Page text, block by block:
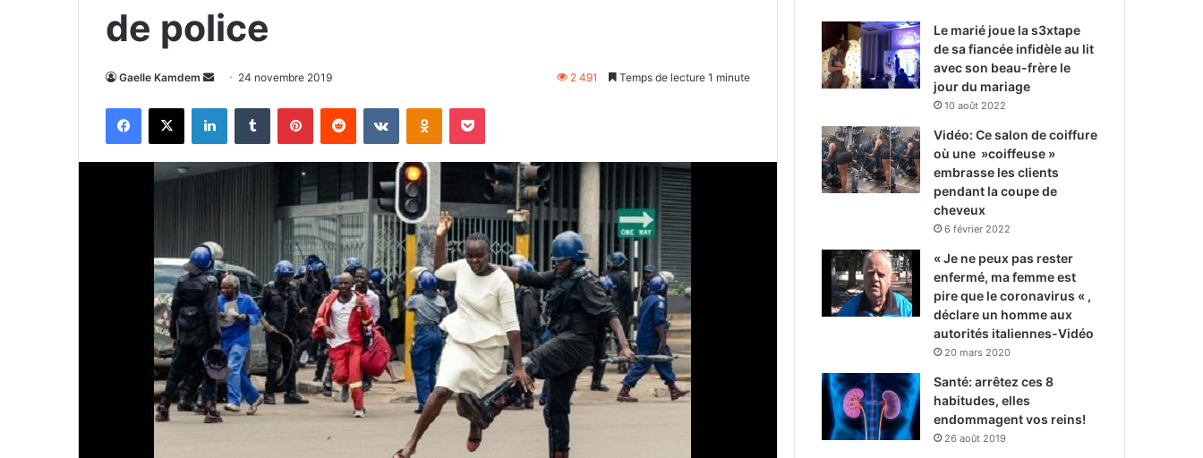
de police
Gaelle Kamdem
Envoyer
courriel
24 novembre 2019 2 491 Temps de lecture 1 minute
Facebook
X LinkedinTumblr PinterestReddit VKontakteOdnoklassniki
Pocket
Le marié joue la s3xtape
de sa fiancée infidèle au lit
avec son beau-frère le
jour du mariage
10 août 2022
Vidéo: Ce salon de coiffure
où une »coiffeuse »
embrasse les clients
pendant la coupe de
cheveux
6 février 2022
« Je ne peux pas rester
enfermé, ma femme est
pire que le coronavirus « ,
déclare un homme aux
autorités italiennes-Vidéo
20 mars 2020
Santé: arrêtez ces 8
habitudes, elles
endommagent vos reins!
26 août 2019